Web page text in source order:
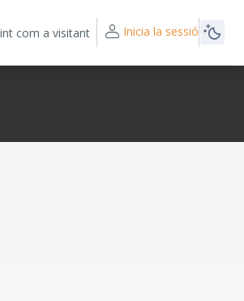
com a visitant Inicia la sessió